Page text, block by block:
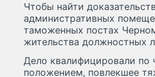
Чтобы найти
административных
таможенных постах
жительства должностных
Дело квалифицировали по
положением, повлекшее